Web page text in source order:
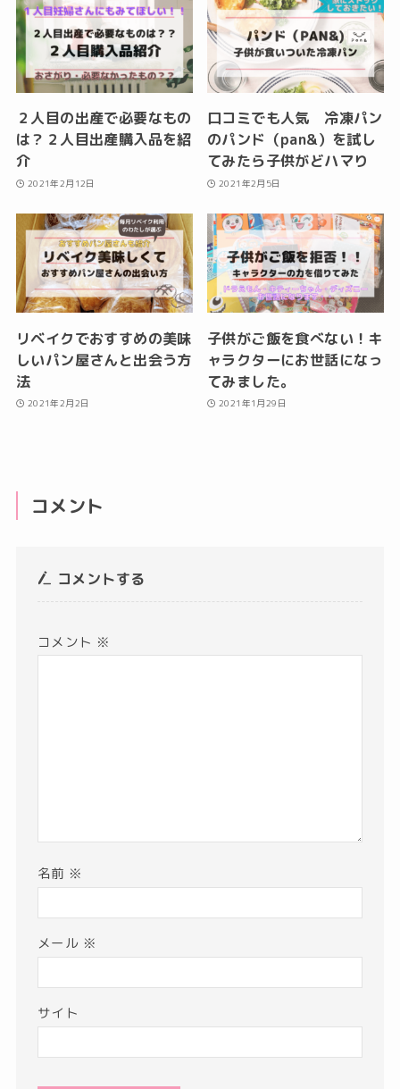
２人目の出産で必要なもの
は？２人目出産購入品を紹
介
2021年2月12日
口コミでも人気 冷凍パン
のパンド（pan&）を試し
てみたら子供がどハマり
2021年2月5日
リベイクでおすすめの美味
しいパン屋さんと出会う方
法
2021年2月2日
子供がご飯を食べない！キ
ャラクターにお世話になっ
てみました。
2021年1月29日
コメント
コメントする
コメント ※
名前 ※
メール ※
サイト